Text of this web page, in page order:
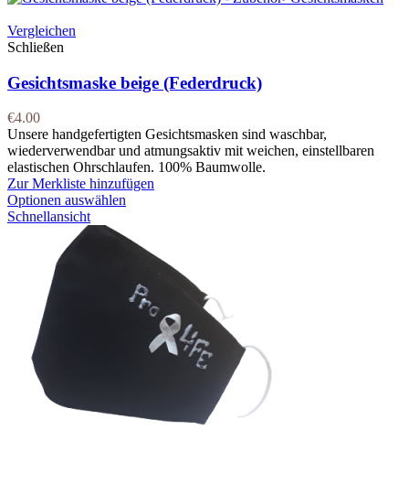
Vergleichen
Schließen
Gesichtsmaske beige (Federdruck)
€4.00
Unsere handgefertigten Gesichtsmasken sind waschbar,
wiederverwendbar und atmungsaktiv mit weichen, einstellbaren
elastischen Ohrschlaufen. 100% Baumwolle.
Zur Merkliste hinzufügen
Optionen auswählen
Schnellansicht